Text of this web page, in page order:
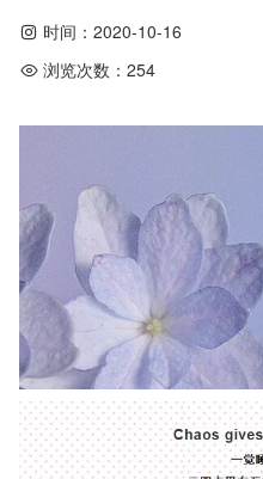
时间： 2020-10-16
浏览次数： 254